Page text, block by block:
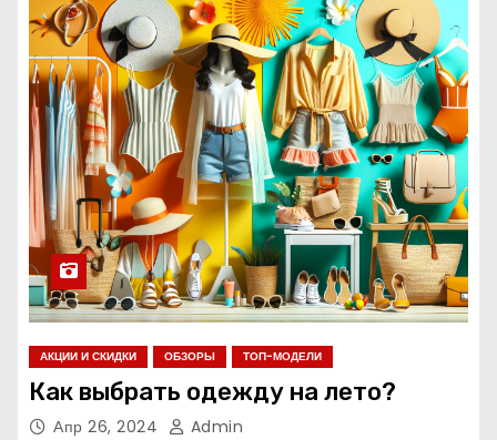
АКЦИИ И СКИДКИ ОБЗОРЫ ТОП-МОДЕЛИ
Как выбрать одежду на лето?
Апр 26, 2024 Admin